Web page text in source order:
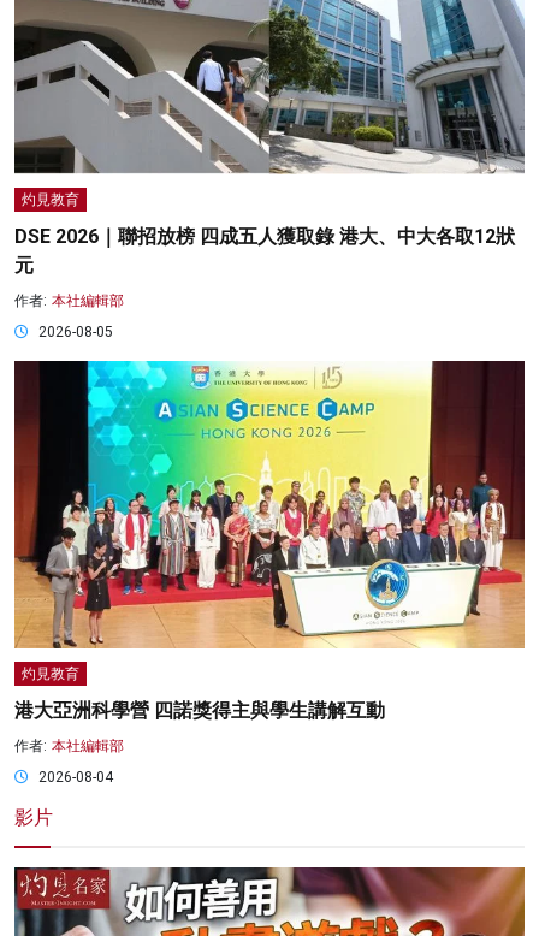
灼見教育
DSE 2026｜聯招放榜 四成五人獲取錄 港大、中大各取12狀
元
作者: 本社編輯部
2026-08-05
灼見教育
港大亞洲科學營 四諾獎得主與學生講解互動
作者: 本社編輯部
2026-08-04
影片